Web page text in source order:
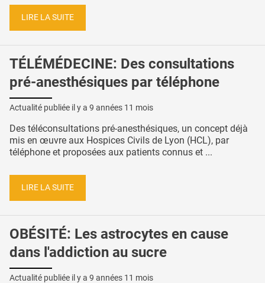
LIRE LA SUITE
TÉLÉMÉDECINE: Des consultations
pré-anesthésiques par téléphone
Actualité publiée il y a 9 années 11 mois
Des téléconsultations pré-anesthésiques, un concept déjà
mis en œuvre aux Hospices Civils de Lyon (HCL), par
téléphone et proposées aux patients connus et ...
LIRE LA SUITE
OBÉSITÉ: Les astrocytes en cause
dans l'addiction au sucre
Actualité publiée il y a 9 années 11 mois